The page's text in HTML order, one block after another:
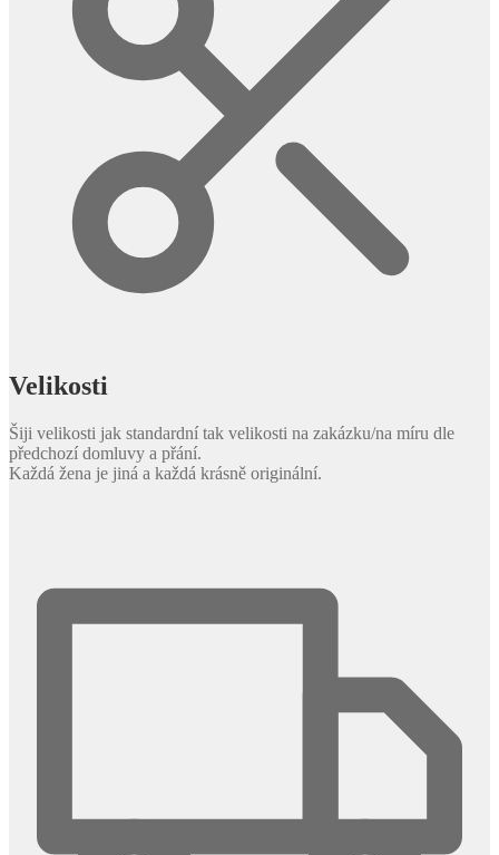
Velikosti
Šiji velikosti jak standardní tak velikosti na zakázku/na míru dle
předchozí domluvy a přání.
Každá žena je jiná a každá krásně originální.